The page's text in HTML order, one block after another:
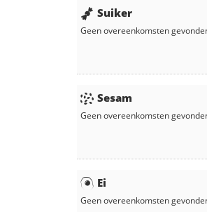
Suiker
Geen overeenkomsten
Sesam
Geen overeenkomsten
Ei
Geen overeenkomsten